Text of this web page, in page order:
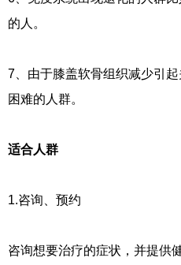
的人。
7、由于膝盖软骨组织减少引
困难的人群。
适合人群
1.咨询、预约
咨询想要治疗的症状，并提供